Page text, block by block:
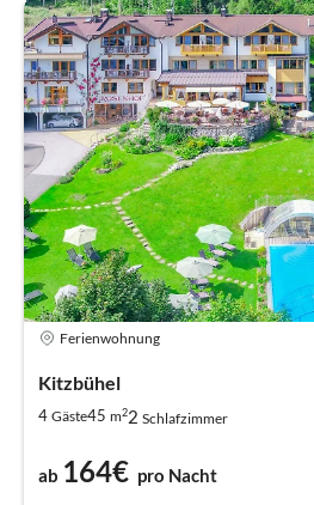
Ferienwohnung
Kitzbühel
4 Gäste45 m22 Schlafzimmer
ab 164€ pro Nacht